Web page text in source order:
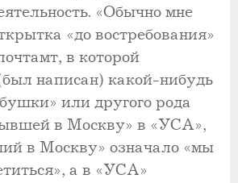
«Обычно мне
«до востребования»
в которой
написан) какой-нибудь
или другого рода
в Москву» в «УСА»,
в Москву» означало «мы
а в «УСА»